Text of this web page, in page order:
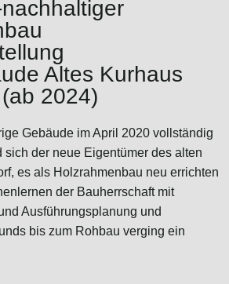
Altes Kurhaus
2024)
Gebäude im April 2020 vollständig
sich der neue Eigentümer des alten
es als Holzrahmenbau neu errichten
der Bauherrschaft mit
Ausführungsplanung und
bis zum Rohbau verging ein